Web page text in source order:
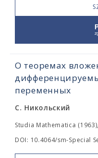
О теоремах
переменных
С. Никольский
Studia Mathematica
DOI: 10.4064/sm-Special